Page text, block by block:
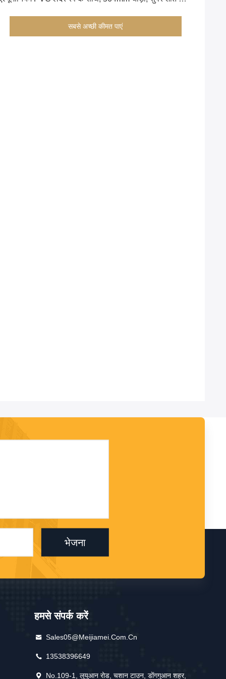
सबसे अच्छी कीमत पाएं
भेजना
हमसे संपर्क करें
Sales05@meijiamei.com.cn
13538396649
No.109-1, लुयुआन रोड, चशान टाउन, डोंगगुआन शहर,